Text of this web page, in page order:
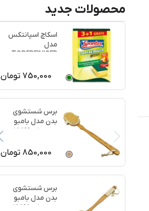
محصولات جدید
اسکاچ اسپانتکس
مدل
TOPFREINIGER
750,000 تومان
برس شستشوی
بدن مدل بامبو
ماساژ کد 77199
850,000 تومان
برس شستشوی
بدن مدل بامبو
ماساژ کد 77198